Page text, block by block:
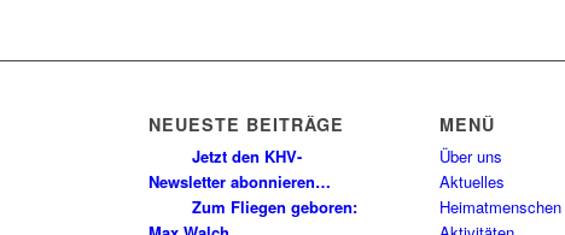
NEUESTE BEITRÄGE
Jetzt den KHV-
Newsletter abonnieren…
Zum Fliegen geboren:
MENÜ
Über uns
Aktuelles
Heimatmenschen